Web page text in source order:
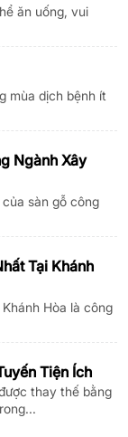
ăn uống, vui
mùa dịch bệnh ít
Ngành Xây
sàn gỗ công
Tại Khánh
Hòa là công
Tiện Ích
thay thế bằng